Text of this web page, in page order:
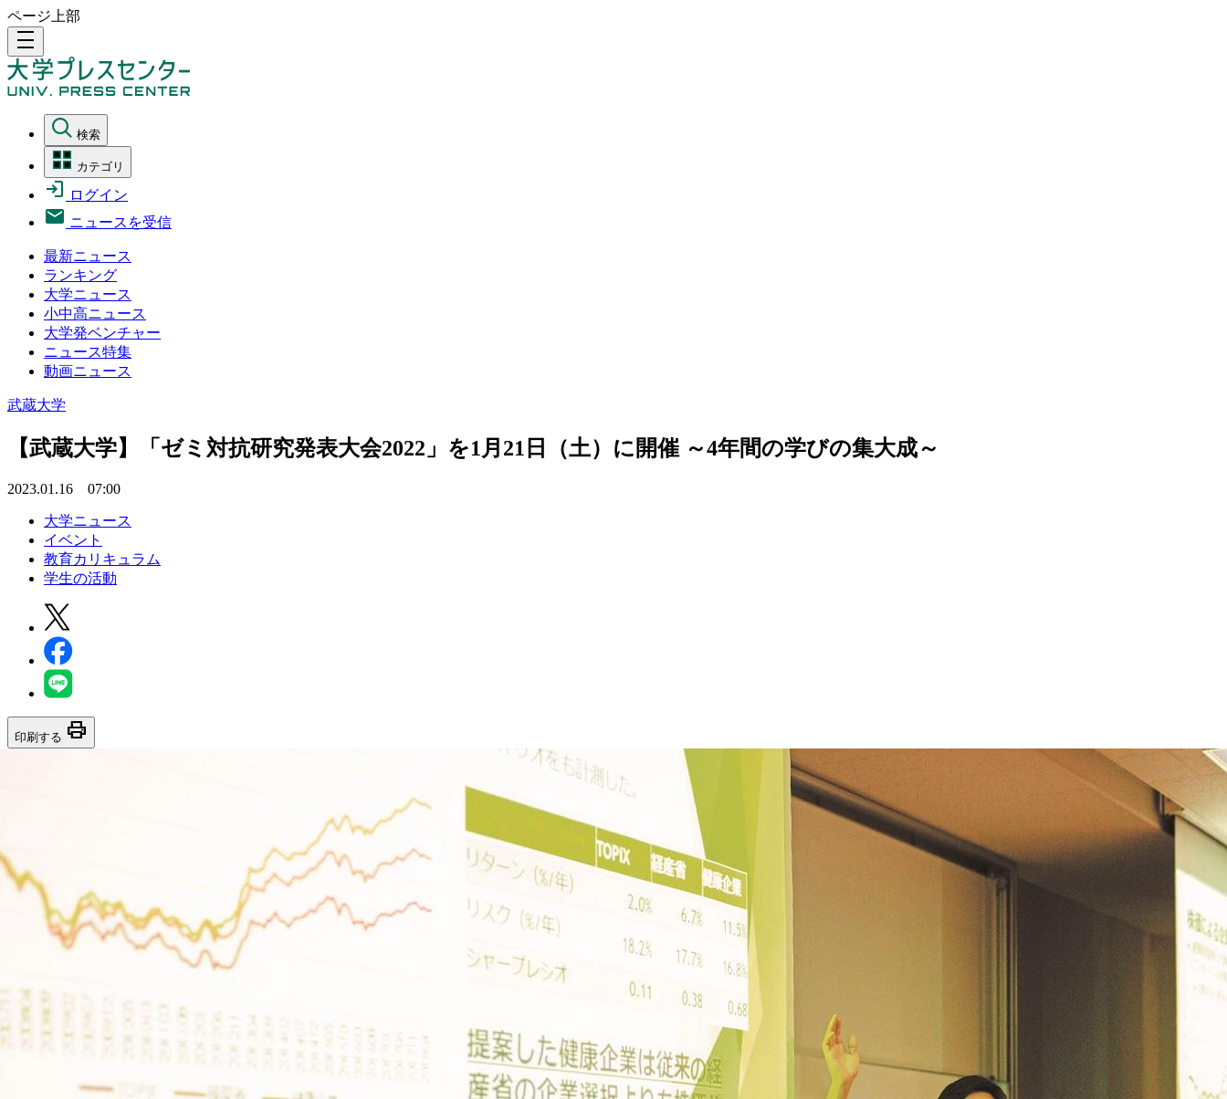
ページ上部
density_medium
検索
カテゴリ
ログイン
ニュースを受信
最新ニュース
ランキング
大学ニュース
小中高ニュース
大学発ベンチャー
ニュース特集
動画ニュース
武蔵大学
【武蔵大学】「ゼミ対抗研究発表大会2022」を1月21日（土）に開催 ～4年間の学びの集大成～
2023.01.16 07:00
大学ニュース
イベント
教育カリキュラム
学生の活動
印刷する print